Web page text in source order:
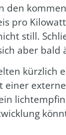
den
pro
still.
aber bald
kürz­lich